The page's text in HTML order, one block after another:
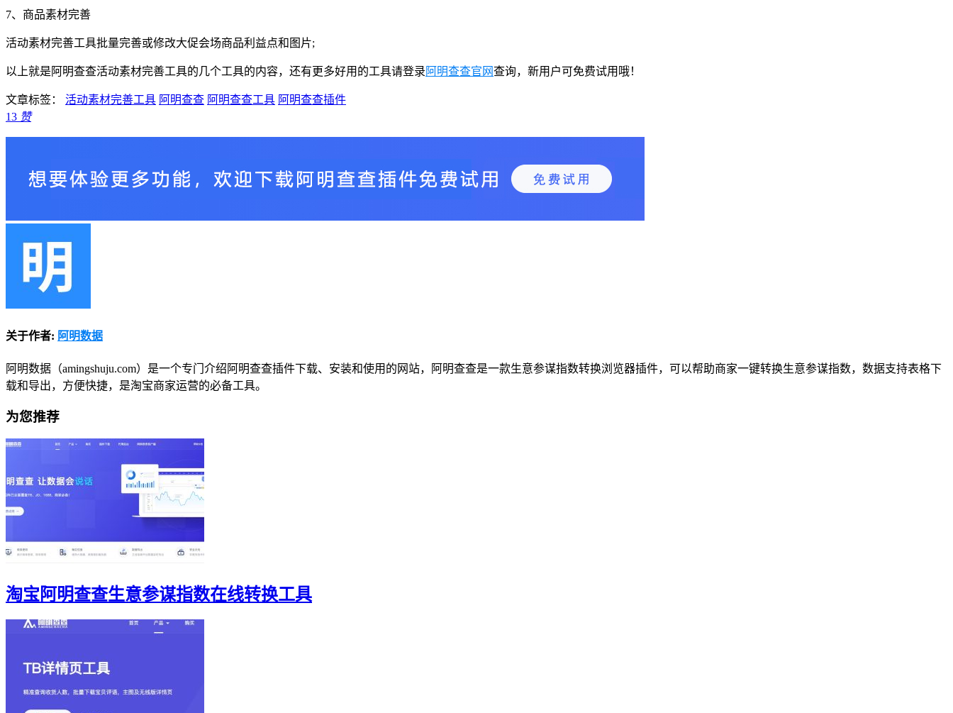
7、商品素材完善
活动素材完善工具批量完善或修改大促会场商品利益点和图片;
以上就是阿明查查活动素材完善工具的几个工具的内容，还有更多好用的工具请登录 阿明查查官网查询，新用户可免费试用哦！
文章标签： 活动素材完善工具 阿明查查 阿明查查工具 阿明查查插件
13 赞
关于作者: 阿明数据
阿明数据（amingshuju.com）是一个专门介绍阿明查查插件下载、安装和使用的网站，阿明查查是一款生意参谋指数转换浏览器插件，可以帮助商家一键转换生意参谋指数，数据支持表格下
载和导出，方便快捷，是淘宝商家运营的必备工具。
为您推荐
淘宝阿明查查生意参谋指数在线转换工具